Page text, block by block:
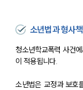
소년법과 형사
청소년학교폭력 사건
이 적용됩니다.
소년법은 교정과 보호